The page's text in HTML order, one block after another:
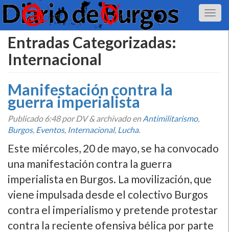
Entradas Categorizadas:
Internacional
Manifestación contra la
guerra imperialista
Publicado6:48por DV&archivado enAntimilitarismo,
Burgos, Eventos, Internacional, Lucha.
Este miércoles, 20 de mayo, se ha convocado
una manifestación contra la guerra
imperialista en Burgos. La movilización, que
viene impulsada desde el colectivo Burgos
contra el imperialismo y pretende protestar
contra la reciente ofensiva bélica por parte